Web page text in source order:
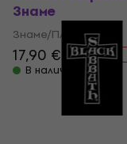
Знаме
Знаме/Плакат
17,90 € 29,90 €
В наличност